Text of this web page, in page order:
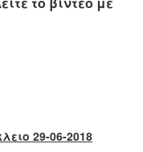
29-06-2018